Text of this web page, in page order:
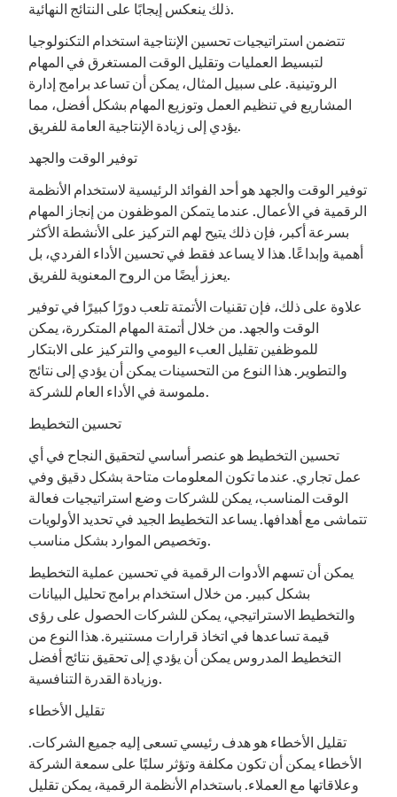
ذلك ينعكس إيجابًا على النتائج النهائية.
تتضمن استراتيجيات تحسين الإنتاجية استخدام التكنولوجيا
لتبسيط العمليات وتقليل الوقت المستغرق في المهام
الروتينية. على سبيل المثال، يمكن أن تساعد برامج إدارة
المشاريع في تنظيم العمل وتوزيع المهام بشكل أفضل، مما
يؤدي إلى زيادة الإنتاجية العامة للفريق.
توفير الوقت والجهد
توفير الوقت والجهد هو أحد الفوائد الرئيسية لاستخدام الأنظمة
الرقمية في الأعمال. عندما يتمكن الموظفون من إنجاز المهام
بسرعة أكبر، فإن ذلك يتيح لهم التركيز على الأنشطة الأكثر
أهمية وإبداعًا. هذا لا يساعد فقط في تحسين الأداء الفردي، بل
يعزز أيضًا من الروح المعنوية للفريق.
علاوة على ذلك، فإن تقنيات الأتمتة تلعب دورًا كبيرًا في توفير
الوقت والجهد. من خلال أتمتة المهام المتكررة، يمكن
للموظفين تقليل العبء اليومي والتركيز على الابتكار
والتطوير. هذا النوع من التحسينات يمكن أن يؤدي إلى نتائج
ملموسة في الأداء العام للشركة.
تحسين التخطيط
تحسين التخطيط هو عنصر أساسي لتحقيق النجاح في أي
عمل تجاري. عندما تكون المعلومات متاحة بشكل دقيق وفي
الوقت المناسب، يمكن للشركات وضع استراتيجيات فعالة
تتماشى مع أهدافها. يساعد التخطيط الجيد في تحديد الأولويات
وتخصيص الموارد بشكل مناسب.
يمكن أن تسهم الأدوات الرقمية في تحسين عملية التخطيط
بشكل كبير. من خلال استخدام برامج تحليل البيانات
والتخطيط الاستراتيجي، يمكن للشركات الحصول على رؤى
قيمة تساعدها في اتخاذ قرارات مستنيرة. هذا النوع من
التخطيط المدروس يمكن أن يؤدي إلى تحقيق نتائج أفضل
وزيادة القدرة التنافسية.
تقليل الأخطاء
تقليل الأخطاء هو هدف رئيسي تسعى إليه جميع الشركات.
الأخطاء يمكن أن تكون مكلفة وتؤثر سلبًا على سمعة الشركة
وعلاقاتها مع العملاء. باستخدام الأنظمة الرقمية، يمكن تقليل